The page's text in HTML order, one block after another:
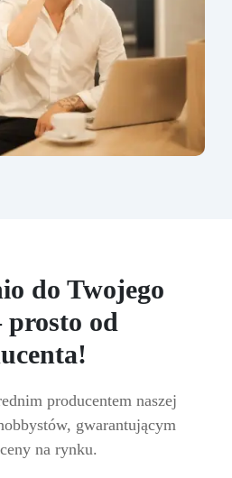
do Twojego
prosto od
producentem naszej
gwarantującym
na rynku.